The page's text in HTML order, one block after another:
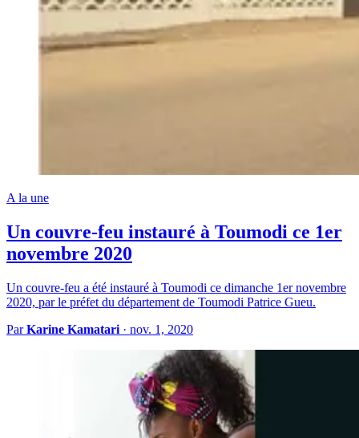
A la une
Un couvre-feu instauré à Toumodi ce 1er
novembre 2020
Un couvre-feu a été instauré à Toumodi ce dimanche 1er novembre
2020, par le préfet du département de Toumodi Patrice Gueu.
ParKarine Kamatari · nov. 1, 2020